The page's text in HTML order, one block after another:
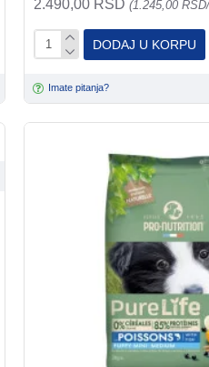
2.490,00 RSD(1.245,00
DODAJ U KORPU
Imate pitanja?